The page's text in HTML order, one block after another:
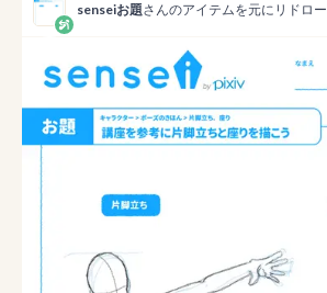
senseiお題さんのアイテムを元にリドロー